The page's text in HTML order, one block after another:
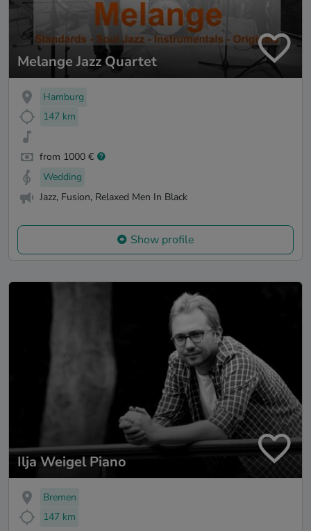
Melange Jazz Quartet
Hamburg
147 km
from 1000 €
Wedding
Jazz, Fusion, Relaxed Men In Black
Show profile
Ilja Weigel Piano
Bremen
147 km